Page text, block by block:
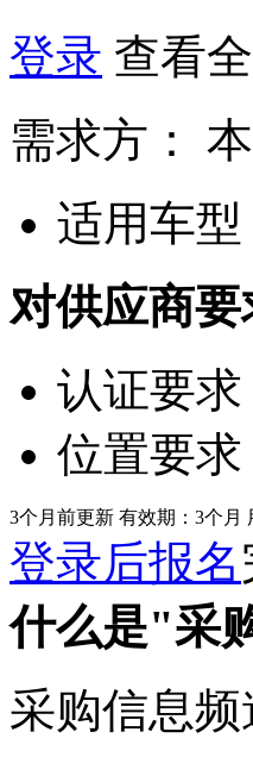
登录 查看
需求方：
适用车型
对供应商要
认证要求
位置要求
3个月前更新 有效期：3个月
登录后报名
什么是"采
采购信息